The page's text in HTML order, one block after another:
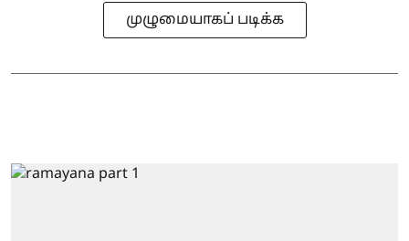
முழுமையாகப் படிக்க